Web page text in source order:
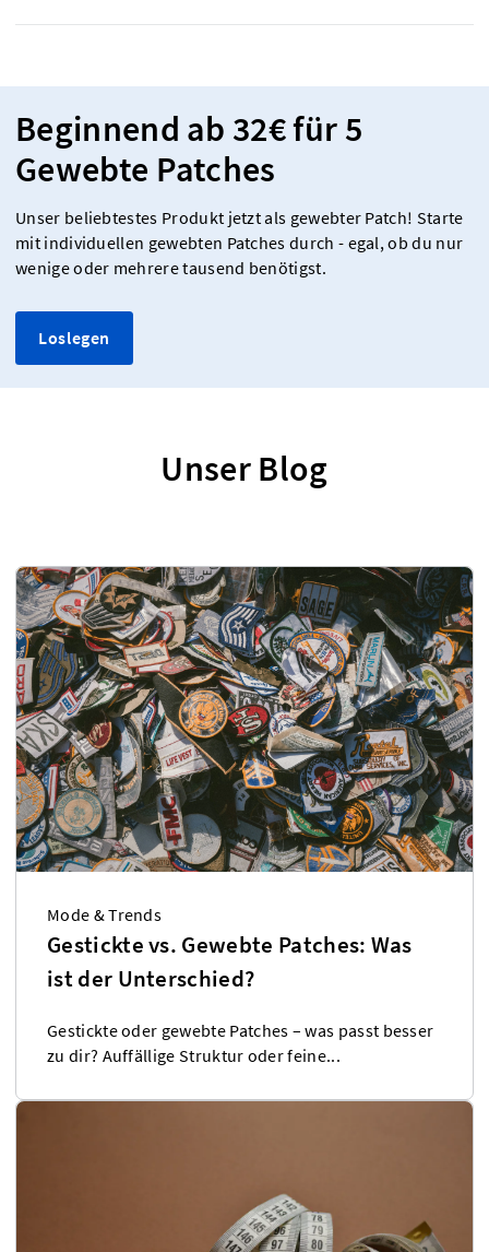
Beginnend ab 32€ für 5
Gewebte Patches
Unser beliebtestes Produkt jetzt als gewebter Patch! Starte
mit individuellen gewebten Patches durch - egal, ob du nur
wenige oder mehrere tausend benötigst.
Loslegen
Unser Blog
Mode & Trends
Gestickte vs. Gewebte Patches: Was
ist der Unterschied?
Gestickte oder gewebte Patches – was passt besser
zu dir? Auffällige Struktur oder feine...